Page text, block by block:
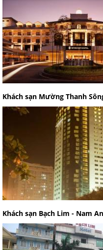
Khách sạn Mường Thanh
Khách sạn Bạch Lim - Nam